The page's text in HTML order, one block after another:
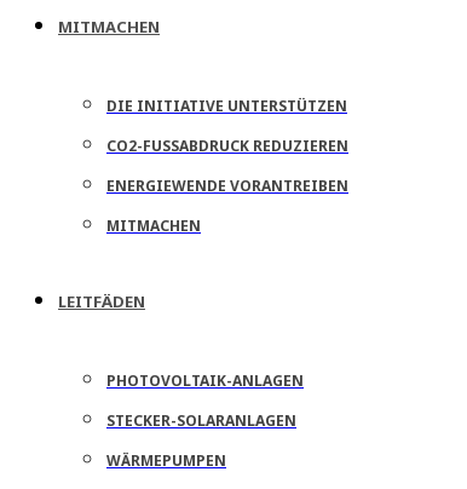
MITMACHEN
DIE INITIATIVE UNTERSTÜTZEN
CO2-FUSSABDRUCK REDUZIEREN
ENERGIEWENDE VORANTREIBEN
MITMACHEN
LEITFÄDEN
PHOTOVOLTAIK-ANLAGEN
STECKER-SOLARANLAGEN
WÄRMEPUMPEN